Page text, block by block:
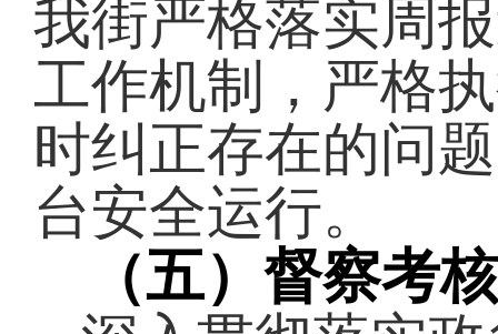
我街严格落实周
工作机制，严格
时纠正存在的问
台安全运行。
（五）督察考